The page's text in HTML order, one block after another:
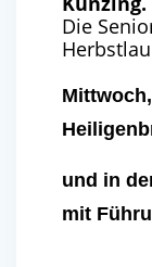
Die
und in
mit